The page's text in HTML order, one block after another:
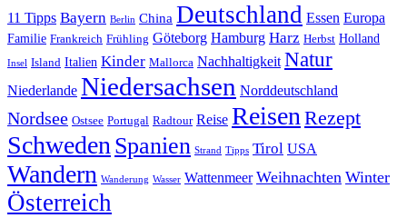
11 Tipps Bayern Berlin China Deutschland Essen Europa
Familie Frankreich Frühling Göteborg Hamburg Harz Herbst Holland
Insel Island Italien Kinder Mallorca Nachhaltigkeit Natur
Niederlande Niedersachsen Norddeutschland
Nordsee Ostsee Portugal Radtour Reise ReisenRezept
SchwedenSpanien Strand Tipps Tirol USA
Wandern Wanderung Wasser Wattenmeer Weihnachten Winter
Österreich